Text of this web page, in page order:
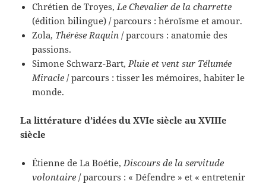
Chrétien de Troyes,Le Chevalier de la charrette
(édition bilingue) / parcours : héroïsme et amour.
Zola, Thérèse Raquin / parcours : anatomie des
passions.
Simone Schwarz-Bart,Pluie et vent sur Télumée
Miracle / parcours : tisser les mémoires, habiter le
monde.
La littérature d’idées du XVIe siècle au XVIIIe
siècle
Étienne de La Boétie,Discours de la servitude
volontaire / parcours : « Défendre » et « entretenir